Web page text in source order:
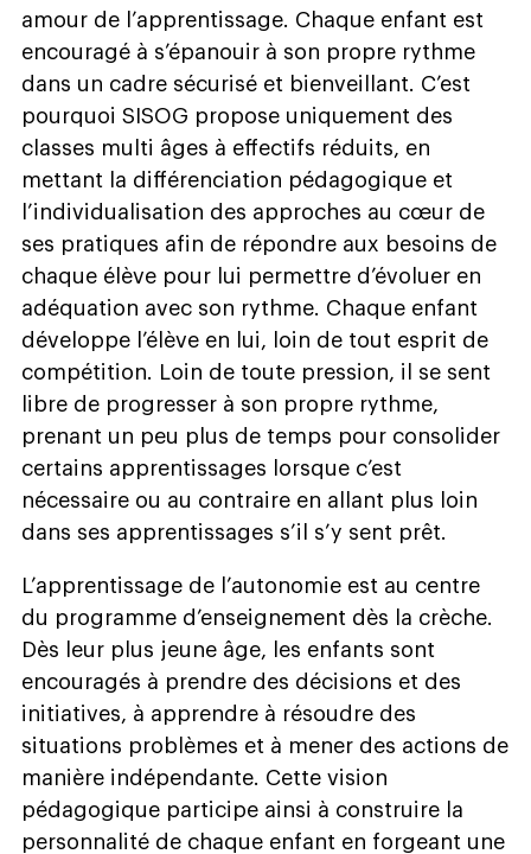
amour de l’apprentissage. Chaque enfant est
encouragé à s’épanouir à son propre rythme
dans un cadre sécurisé et bienveillant. C’est
pourquoi SISOG propose uniquement des
classes multi âges à effectifs réduits, en
mettant la différenciation pédagogique et
l’individualisation des approches au cœur de
ses pratiques afin de répondre aux besoins de
chaque élève pour lui permettre d’évoluer en
adéquation avec son rythme. Chaque enfant
développe l’élève en lui, loin de tout esprit de
compétition. Loin de toute pression, il se sent
libre de progresser à son propre rythme,
prenant un peu plus de temps pour consolider
certains apprentissages lorsque c’est
nécessaire ou au contraire en allant plus loin
dans ses apprentissages s’il s’y sent prêt.
L’apprentissage de l’autonomie est au centre
du programme d’enseignement dès la crèche.
Dès leur plus jeune âge, les enfants sont
encouragés à prendre des décisions et des
initiatives, à apprendre à résoudre des
situations problèmes et à mener des actions de
manière indépendante. Cette vision
pédagogique participe ainsi à construire la
personnalité de chaque enfant en forgeant une